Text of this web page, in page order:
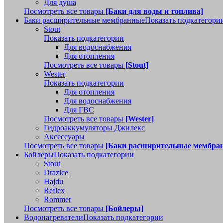
Для душа
Посмотреть все товары [Баки для воды и топлива]
Баки расширительные мембранныеПоказать
Stout
Показать подкатегории
Для водоснабжения
Для отопления
Посмотреть все товары [Stout]
Wester
Показать подкатегории
Для отопления
Для водоснабжения
Для ГВС
Посмотреть все товары [Wester]
Гидроаккумуляторы Джилекс
Аксессуары
Посмотреть все товары [Баки расширительные
БойлерыПоказать подкатегории
Stout
Drazice
Hajdu
Reflex
Rommer
Посмотреть все товары [Бойлеры]
ВодонагревателиПоказать подкатегории